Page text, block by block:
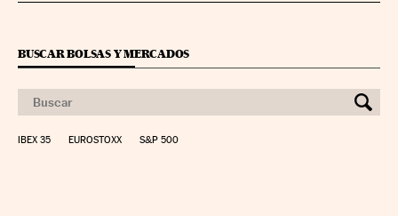
BUSCAR BOLSAS Y MERCADOS
IBEX 35 EUROSTOXX S&P 500